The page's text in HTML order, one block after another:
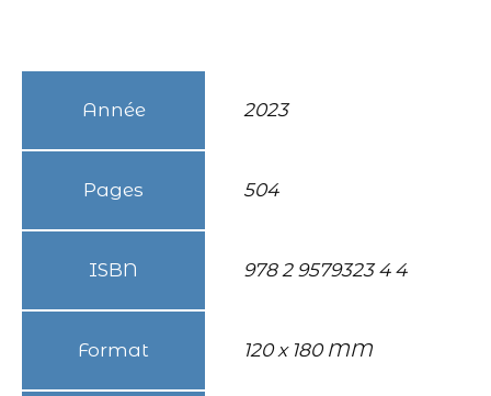
d'âmes
Année 2023
Pages 504
ISBN 978 2 9579323 4 4
Format 120 x 180 MM